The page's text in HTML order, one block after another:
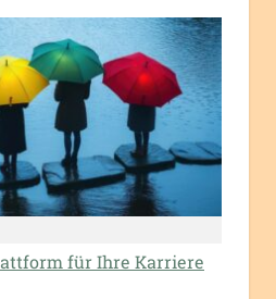
für Ihre Karriere